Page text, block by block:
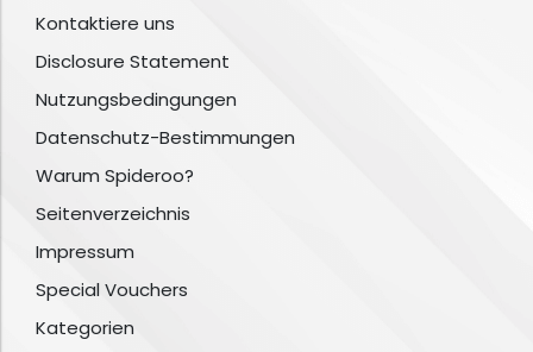
Kontaktiere uns
Disclosure Statement
Nutzungsbedingungen
Datenschutz-Bestimmungen
Warum Spideroo?
Seitenverzeichnis
Impressum
Special Vouchers
Kategorien